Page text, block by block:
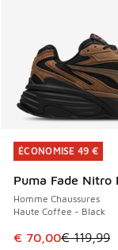
ÉCONOMISE 49 €
Puma Fade Nitro
Homme Chaussures
Haute Coffee - Black
Cet article est en
€ 70,00€ 119,99
ÉCONOMISE 49 €